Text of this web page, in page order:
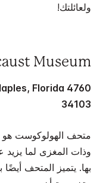
ولعائلتك!
Museum
Florida
34103
متحف الهولوكوست هو
بها. يتميز المتحف